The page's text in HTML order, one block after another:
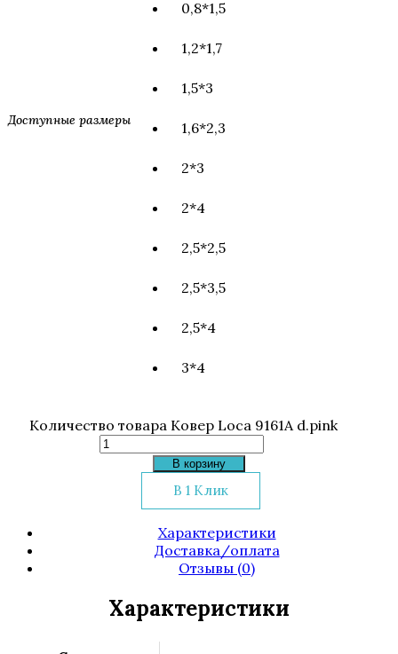
Доступные размеры
0,8*1,5
1,2*1,7
1,5*3
1,6*2,3
2*3
2*4
2,5*2,5
2,5*3,5
2,5*4
3*4
Количество товара Ковер Loca 9161A d.pink
В корзину
В 1 Клик
Характеристики
Доставка/оплата
Отзывы (0)
Характеристики